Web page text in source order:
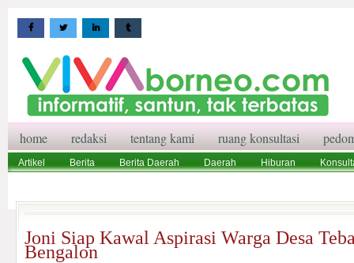
home redaksi tentang kami ruang konsultasi
Artikel Berita Berita Daerah Daerah Hiburan
Joni Siap Kawal Aspirasi Warga Desa
Bengalon